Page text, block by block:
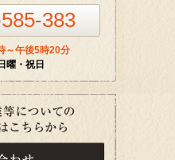
383
～午後5時20分
曜・祝日